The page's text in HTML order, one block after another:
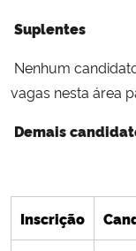
Suplentes
Nenhum
vagas nesta área
Demais
Inscrição